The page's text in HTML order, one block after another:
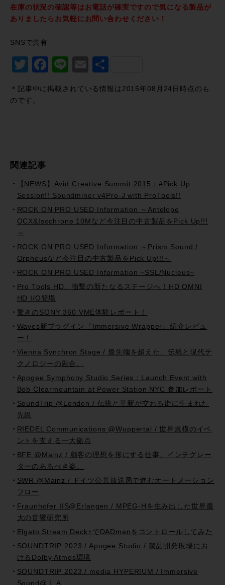
在庫の状況の確認等はお電話が確実ですので気になる製品が
ありましたらお気軽にお問い合わせください！
SNSで共有
Twitter
Facebook
LineEmail
＊記事中に掲載されている情報は2015年08月24日時点のも
のです。
関連記事
【NEWS】Avid Creative Summit 2015：#Pick Up
Session!! Soundminer v4Pro-J with ProTools!!
ROCK ON PRO USED Information ～Antelope
OCX&Isochrone 10Mなど今注目の中古製品をPick Up!!!
～
ROCK ON PRO USED Information ～Prism Sound /
Orpheusなど今注目の中古製品をPick Up!!!～
ROCK ON PRO USED Information ~SSL/Nucleus~
Pro Tools HD、衝撃の新たなるステージへ！HD OMNI
HD I/O登場
驚きのSONY 360 VME体験レポート！
Waves新プラグイン『Immersive Wrapper』紹介レビュ
ー！
Vienna Synchron Stage / 最先端を超えた、伝統と現代テ
クノロジーの融合。
Apogee Symphony Studio Series：Launch Event with
Bob Clearmountain at Power Station NYC 参加レポート
SoundTrip @London / 伝統と革新が交わる街に生まれた
先鋭
RIEDEL Communications @Wuppertal / 世界規模のイベ
ントを支える一大拠点
BFE @Mainz / 顧客の理想を形にする仕事、インテグレー
ターのあるべき姿。
SWR @Mainz / ドイツ公共放送局で進むオートメーション
フロー
Fraunhofer IIS@Erlangen / MPEG-Hを生み出した世界最
大の音響研究所
Elgato Stream Deck+でDADmanをコントロールしてみた
SOUNDTRIP 2023 / Apogee Studio / 製品開発現場にお
けるDolby Atmos環境
SOUNDTRIP 2023 / media HYPERIUM / Immersive
Sound@ L.A.